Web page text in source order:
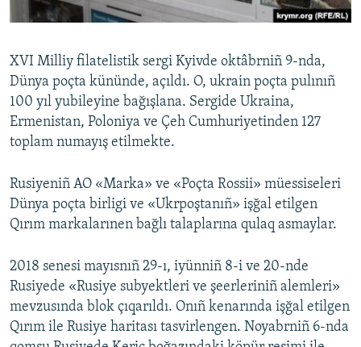
XVI Milliy filatelistik sergi Kyivde oktâbrniñ 9-nda,
Dünya poçta kününde, açıldı. O, ukrain poçta pulınıñ
100 yıl yubileyine bağışlana. Sergide Ukraina,
Ermenistan, Poloniya ve Çeh Cumhuriyetinden 127
toplam numayış etilmekte.
Rusiyeniñ AO «Marka» ve «Poçta Rossii» müessiseleri
Dünya poçta birligi ve «Ukrpoştanıñ» işğal etilgen
Qırım markalarınen bağlı talaplarına qulaq asmaylar.
2018 senesi mayısnıñ 29-ı, iyünniñ 8-i ve 20-nde
Rusiyede «Rusiye subyektleri ve şeerleriniñ alemleri»
mevzusında blok çıqarıldı. Onıñ kenarında işğal etilgen
Qırım ile Rusiye haritası tasvirlengen. Noyabrniñ 6-nda